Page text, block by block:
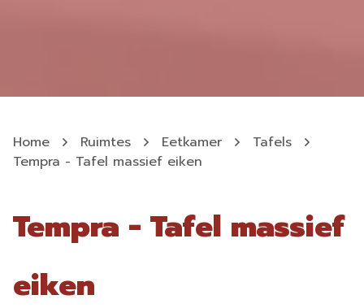
Home Ruimtes Eetkamer
Tafels
Tempra - Tafel massief eiken
Tempra - Tafel massief
eiken